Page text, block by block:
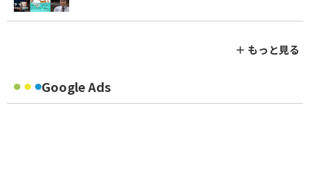
＋ もっと見る
Google Ads